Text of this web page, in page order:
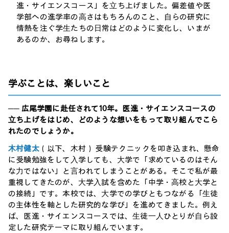
進・サイエンスコース」を⽴ち上げました。偏差値や医
学部への進学率の⾼さはもちろんのこと、⾃らの研究に
情熱を注ぐ学⽣たちの⽇常はどのように変化し、いまが
あるのか、お尋ねします。
学ぶことは、楽しいこと
── 広尾学園に赴任されて10年。医進・サイエンスコースの
⽴ち上げをはじめ、どのような想いをもって取り組んでこら
れたのでしょうか。
⽊村健太（以下、⽊村） 受験テクニックを叩き込まれ、懸命
に受験勉強をして⼊学しても、⼤学で「求めているのはそん
な⼒ではない」と⾔われてしまうことがある。そこで私が最
重視してきたのが、⼤学⼊試を含めた「中学・⾼校と⼤学と
の接続」です。本校では、⼤学での学びともつながる「⽣徒
の主体性を軸とした研究的な学び」を進めてきました。例え
ば、医進・サイエンスコースでは、⽣徒⼀⼈ひとりが⾃ら設
定した研究テーマに取り組んでいます。